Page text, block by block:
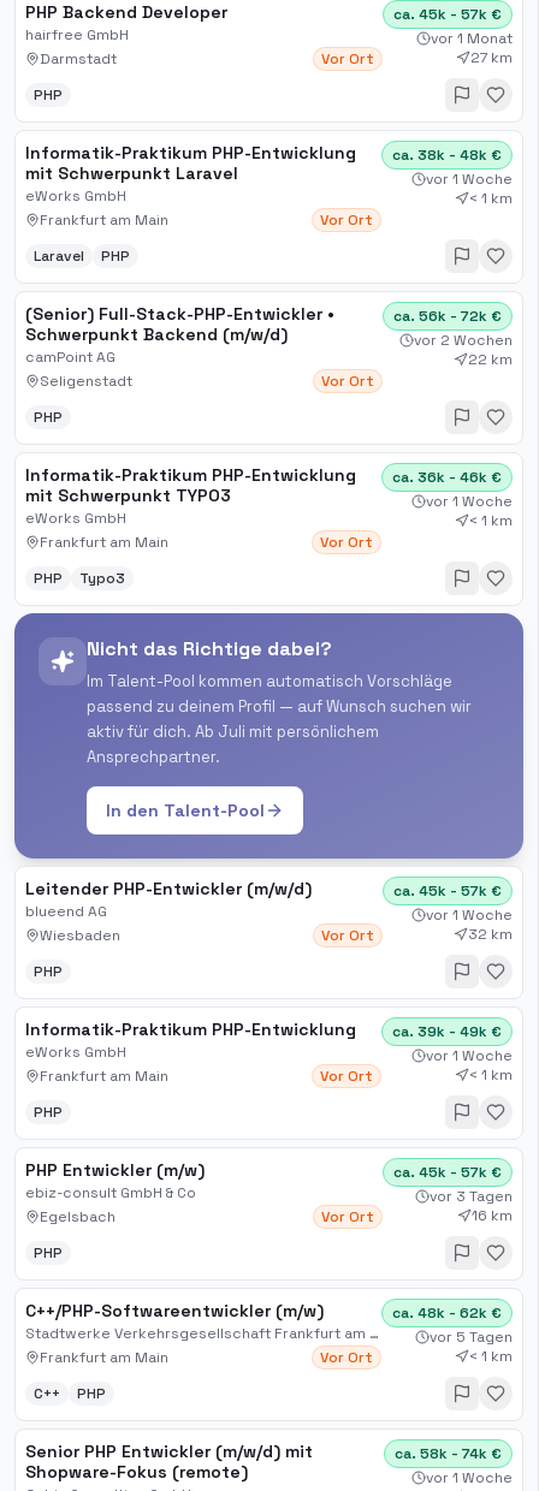
PHP Backend Developer
hairfree GmbH
Darmstadt
Vor Ort
ca. 45k - 57k €
vor 1 Monat
27 km
PHP
Informatik-Praktikum PHP-Entwicklung
mit Schwerpunkt Laravel
eWorks GmbH
Frankfurt am Main
Vor Ort
ca. 38k - 48k €
vor 1 Woche
< 1 km
Laravel PHP
(Senior) Full-Stack-PHP-Entwickler •
Schwerpunkt Backend (m/w/d)
camPoint AG
Seligenstadt
Vor Ort
ca. 56k - 72k €
vor 2 Wochen
22 km
PHP
Informatik-Praktikum PHP-Entwicklung
mit Schwerpunkt TYPO3
eWorks GmbH
Frankfurt am Main
Vor Ort
ca. 36k - 46k €
vor 1 Woche
< 1 km
PHP Typo3
Nicht das Richtige dabei?
Im Talent-Pool kommen automatisch Vorschläge
passend zu deinem Profil — auf Wunsch suchen wir
aktiv für dich. Ab Juli mit persönlichem
Ansprechpartner.
In den Talent-Pool
Leitender PHP-Entwickler (m/w/d)
blueend AG
Wiesbaden
Vor Ort
ca. 45k - 57k €
vor 1 Woche
32 km
PHP
Informatik-Praktikum PHP-Entwicklung
eWorks GmbH
Frankfurt am Main
Vor Ort
ca. 39k - 49k €
vor 1 Woche
< 1 km
PHP
PHP Entwickler (m/w)
ebiz-consult GmbH & Co
Egelsbach
Vor Ort
ca. 45k - 57k €
vor 3 Tagen
16 km
PHP
C++/PHP-Softwareentwickler (m/w)
Stadtwerke Verkehrsgesellschaft Frankfurt am Main mbH
Frankfurt am Main
Vor Ort
ca. 48k - 62k €
vor 5 Tagen
< 1 km
C++
PHP
Senior PHP Entwickler (m/w/d) mit
Shopware-Fokus (remote)
ca. 58k - 74k €
vor 1 Woche